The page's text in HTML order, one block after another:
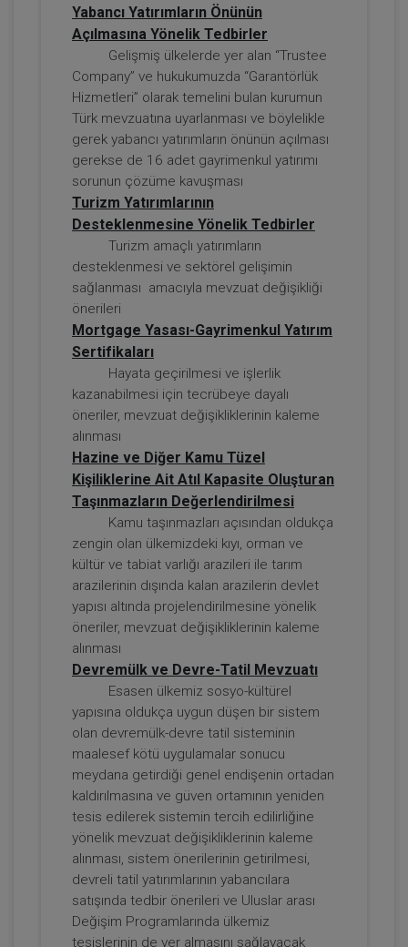
Tüketici Hukuku Enstitüsü
Sorumluluk Hukuku - IV. Borçlar Hukuku
Kongresi - III. Oturum
360 TL Sepete Ekle
Tüketici Hukuku Enstitüsü
Kira Hukuku - 1 - IV. Borçlar Hukuku
Kongresi - I. Oturum
360 TL Sepete Ekle
Tüketici Hukuku Enstitüsü
Kira Hukuku - 2 - IV. Borçlar Hukuku
Kongresi - II. Oturum
Yabancı Yatırımların Önünün
Açılmasına Yönelik Tedbirler
Gelişmiş ülkelerde yer alan “Trustee
Company” ve hukukumuzda “Garantörlük
Hizmetleri” olarak temelini bulan kurumun
Türk mevzuatına uyarlanması ve böylelikle
gerek yabancı yatırımların önünün açılması
gerekse de 16 adet gayrimenkul yatırımı
sorunun çözüme kavuşması
Turizm Yatırımlarının
Desteklenmesine Yönelik Tedbirler
Turizm amaçlı yatırımların
desteklenmesi ve sektörel gelişimin
sağlanması amacıyla mevzuat değişikliği
önerileri
Mortgage Yasası-Gayrimenkul Yatırım
Sertifikaları
Hayata geçirilmesi ve işlerlik
kazanabilmesi için tecrübeye dayalı
öneriler, mevzuat değişikliklerinin kaleme
alınması
Hazine ve Diğer Kamu Tüzel
Kişiliklerine Ait Atıl Kapasite Oluşturan
Taşınmazların Değerlendirilmesi
Kamu taşınmazları açısından oldukça
zengin olan ülkemizdeki kıyı, orman ve
kültür ve tabiat varlığı arazileri ile tarım
arazilerinin dışında kalan arazilerin devlet
yapısı altında projelendirilmesine yönelik
öneriler, mevzuat değişikliklerinin kaleme
alınması
Devremülk ve Devre-Tatil Mevzuatı
Esasen ülkemiz sosyo-kültürel
yapısına oldukça uygun düşen bir sistem
olan devremülk-devre tatil sisteminin
maalesef kötü uygulamalar sonucu
meydana getirdiği genel endişenin ortadan
kaldırılmasına ve güven ortamının yeniden
tesis edilerek sistemin tercih edilirliğine
yönelik mevzuat değişikliklerinin kaleme
alınması, sistem önerilerinin getirilmesi,
devreli tatil yatırımlarının yabancılara
satışında tedbir önerileri ve Uluslar arası
Değişim Programlarında ülkemiz
tesislerinin de yer almasını sağlayacak